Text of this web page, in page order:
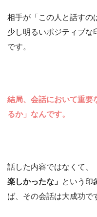
相手が「この人と話すの
少し明るいポジティブな
です。
結局、会話において重要
るか」なんです。
話した内容ではなくて、
楽しかったな」 という印
ば、その会話は大成功で